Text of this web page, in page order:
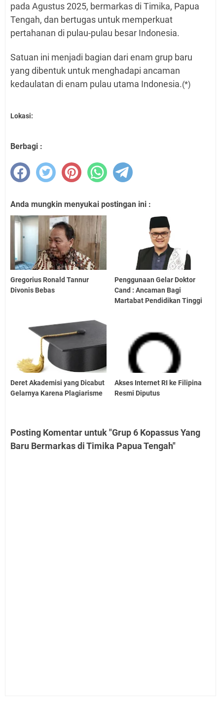
pada Agustus 2025, bermarkas di Timika, Papua
Tengah, dan bertugas untuk memperkuat
pertahanan di pulau-pulau besar Indonesia.
Satuan ini menjadi bagian dari enam grup baru
yang dibentuk untuk menghadapi ancaman
kedaulatan di enam pulau utama Indonesia.(*)
Lokasi:
Berbagi :
Anda mungkin menyukai postingan ini :
Gregorius Ronald Tannur
Divonis Bebas
Penggunaan Gelar Doktor
Cand : Ancaman Bagi
Martabat Pendidikan Tinggi
Deret Akademisi yang Dicabut
Gelarnya Karena Plagiarisme
Akses Internet RI ke Filipina
Resmi Diputus
Posting Komentar untuk "Grup 6 Kopassus Yang
Baru Bermarkas di Timika Papua Tengah"